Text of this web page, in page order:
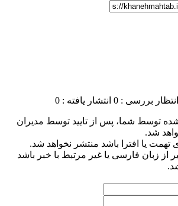
بررسی : 0 انتشار یافته : 0
توسط شما، پس از تایید توسط مدیران
شد.
تهمت یا افترا باشد منتشر نخواهد شد.
از زبان فارسی یا غیر مرتبط با خبر باشد